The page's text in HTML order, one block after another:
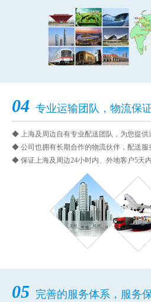
04 专业运输团队，物流保
◆ 上海及周边自有专业配送团队，为您提供
◆ 公司也拥有长期合作的物流伙伴，配送服
◆ 保证上海及周边24小时内、外地客户5天
05 完善的服务体系，服务